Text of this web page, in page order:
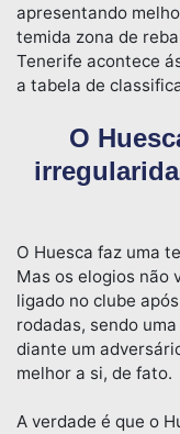
apresentando
temida zona de
Tenerife acontece
a tabela de
O
O Huesca faz uma
Mas os elogios não
ligado no clube
rodadas, sendo
diante um
melhor a si, de fato.
A verdade é que o